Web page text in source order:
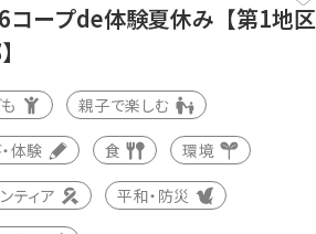
コープde体験夏休み【第1地区
親子で楽しむ
体験 食 環境
ティア 平和・防災